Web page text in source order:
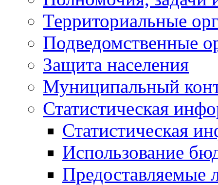
Территориальные
Подведомственные
Защита населения
Муниципальный
Статистическая
Статистическая
Использование
Предоставляемые